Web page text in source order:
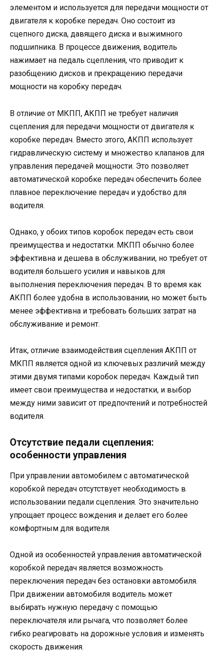
элементом и используется для передачи мощности от
двигателя к коробке передач. Оно состоит из
сцепного диска, давящего диска и выжимного
подшипника. В процессе движения, водитель
нажимает на педаль сцепления, что приводит к
разобщению дисков и прекращению передачи
мощности на коробку передач.
В отличие от МКПП, АКПП не требует наличия
сцепления для передачи мощности от двигателя к
коробке передач. Вместо этого, АКПП использует
гидравлическую систему и множество клапанов для
управления передачей мощности. Это позволяет
автоматической коробке передач обеспечить более
плавное переключение передач и удобство для
водителя.
Однако, у обоих типов коробок передач есть свои
преимущества и недостатки. МКПП обычно более
эффективна и дешева в обслуживании, но требует от
водителя большего усилия и навыков для
выполнения переключения передач. В то время как
АКПП более удобна в использовании, но может быть
менее эффективна и требовать больших затрат на
обслуживание и ремонт.
Итак, отличие взаимодействия сцепления АКПП от
МКПП является одной из ключевых различий между
этими двумя типами коробок передач. Каждый тип
имеет свои преимущества и недостатки, и выбор
между ними зависит от предпочтений и потребностей
водителя.
Отсутствие педали сцепления:
особенности управления
При управлении автомобилем с автоматической
коробкой передач отсутствует необходимость в
использовании педали сцепления. Это значительно
упрощает процесс вождения и делает его более
комфортным для водителя.
Одной из особенностей управления автоматической
коробкой передач является возможность
переключения передач без остановки автомобиля.
При движении автомобиля водитель может
выбирать нужную передачу с помощью
переключателя или рычага, что позволяет более
гибко реагировать на дорожные условия и изменять
скорость движения.